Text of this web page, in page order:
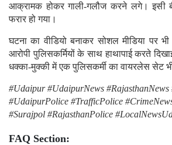
आक्रामक होकर गाली-गलौज करने लगे। इसी
फरार हो गया।
घटना का वीडियो बनाकर सोशल मीडिया पर
आरोपी पुलिसकर्मियों के साथ हाथापाई करते
धक्का-मुक्की में एक पुलिसकर्मी का वायरलेस सेट
#Udaipur #UdaipurNews
#UdaipurPolice #TrafficPolice
#Surajpol #RajasthanPolice
FAQ Section: